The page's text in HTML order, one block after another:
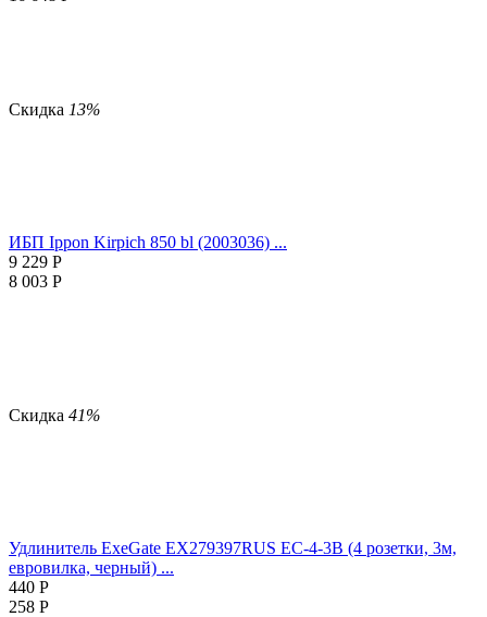
Скидка 13%
ИБП Ippon Kirpich 850 bl (2003036) ...
9 229 Р
8 003 Р
Скидка 41%
Удлинитель ExeGate EX279397RUS EC-4-3B (4 розетки, 3м,
евровилка, черный) ...
440 Р
258 Р